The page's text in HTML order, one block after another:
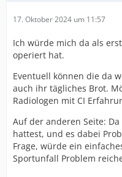
17. Oktober 2024 um 11:57
Ich würde mich da als
operiert hat.
Eventuell können die da
auch ihr tägliches Brot.
Radiologen mit CI
Auf der anderen Seite:
hattest, und es dabei
Frage, würde ein
Sportunfall Problem